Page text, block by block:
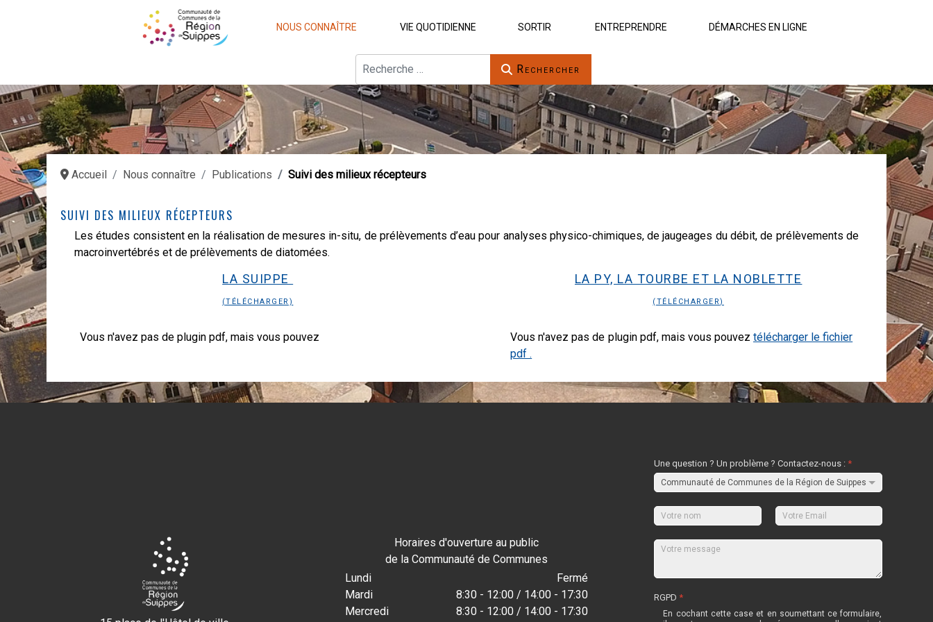
NOUS CONNAÎTRE VIE QUOTIDIENNE SORTIR ENTREPRENDRE DÉMARCHES EN LIGNE
Rechercher
Accueil Nous connaître Publications Suivi des milieux récepteurs
SUIVI DES MILIEUX RÉCEPTEURS
Les études consistent en la réalisation de mesures in-situ, de prélèvements d’eau pour analyses physico-chimiques, de jaugeages du débit, de prélèvements de
macroinvertébrés et de prélèvements de diatomées.
LA SUIPPE
(TÉLÉCHARGER)
LA PY, LA TOURBE ET LA NOBLETTE
(TÉLÉCHARGER)
Vous n'avez pas de plugin pdf, mais vous pouvez Vous n'avez pas de plugin pdf, mais vous pouveztélécharger le fichier
pdf .
Horaires d'ouverture au public
de la Communauté de Communes
Lundi
Fermé
Mardi
8:30 - 12:00 / 14:00 - 17:30
Mercredi
8:30 - 12:00 / 14:00 - 17:30
Une question ? Un problème ? Contactez-nous :*
RGPD*
En cochant cette case et en soumettant ce formulaire,